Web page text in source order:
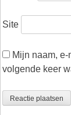
Site
Mijn naam,
volgende keer